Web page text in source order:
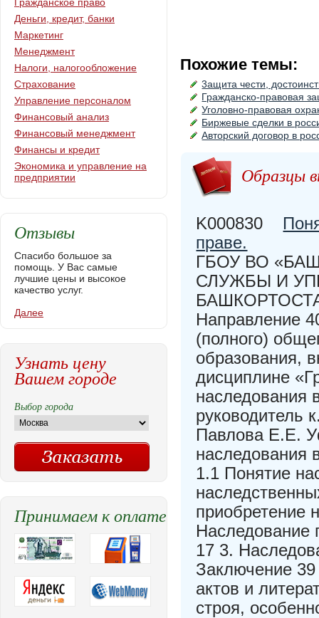
Похожие темы:
3ащита чести,
Гражданско-правовая
Уголовно-правовая
Биржевые сделки в
Авторский договор в
Образцы
K000830
праве.
ГБОУ ВО
СЛУЖБЫ И
Направление
(полного)
дисциплине
наследования
руководитель
Павлова Е.Е.
наследования
1.1 Понятие
приобретение
Наследование
17 3.
Заключение
актов и
строя,
Деньги, кредит, банки
Маркетинг
Менеджмент
Налоги, налогообложение
Страхование
Управление персоналом
Финансовый анализ
Финансовый менеджмент
Финансы и кредит
Экономика и управление на
предприятии
Отзывы
Спасибо большое за
помощь. У Вас самые
лучшие цены и высокое
качество услуг.
Далее
Узнать цену
Вашем городе
Выбор города
Принимаем к оплате